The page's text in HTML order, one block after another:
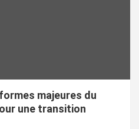
majeures du
une transition